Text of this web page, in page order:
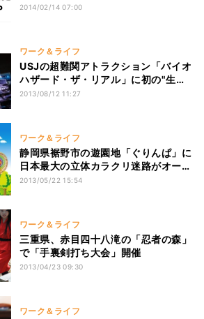
2014/02/14 07:00
ワーク＆ライフ
USJの超難関アトラクション「バイオ
ハザード・ザ・リアル」に初の"生還
者"
2013/08/12 11:27
ワーク＆ライフ
静岡県裾野市の遊園地「ぐりんぱ」に
日本最大の立体カラクリ迷路がオープ
ン
2013/05/22 15:54
ワーク＆ライフ
三重県、赤目四十八滝の「忍者の森」
で「手裏剣打ち大会」開催
2013/04/23 09:30
ワーク＆ライフ